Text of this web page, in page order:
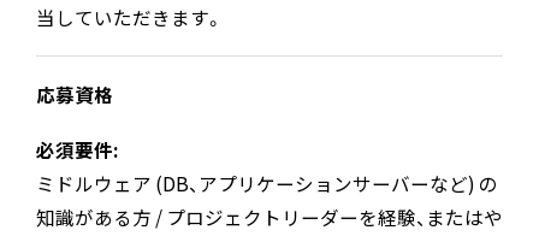
当していただきます。
応募資格
必須要件:
ミドルウェア (DB、アプリケーションサーバーなど) の
知識がある方 / プロジェクトリーダーを経験、またはや